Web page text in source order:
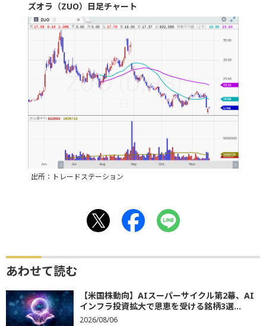
ズオラ（ZUO）日足チャート
出所：トレードステーション
あわせて読む
【米国株動向】AIスーパーサイクル第2幕、AI
インフラ投資拡大で恩恵を受ける銘柄3選...
2026/08/06